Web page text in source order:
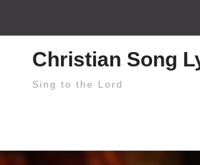
Christian Song
Sing to the Lord